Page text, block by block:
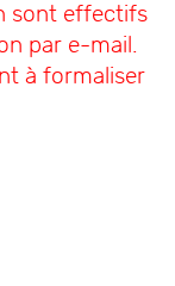
sont effectifs
par e-mail.
à formaliser